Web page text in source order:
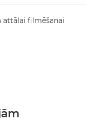
attālai filmēšanai